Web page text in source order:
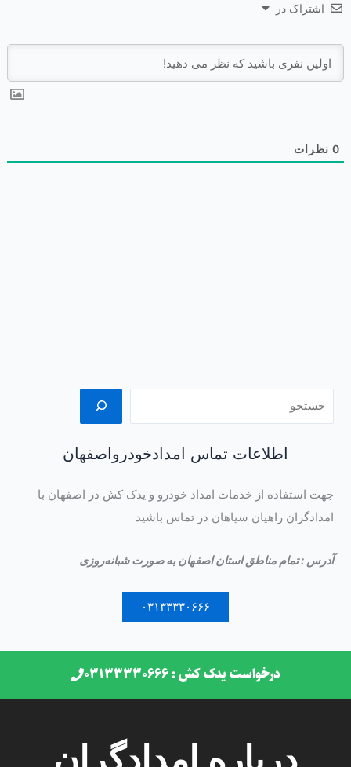
اشتراک در
0نظرات
اطلاعات تماس امدادخودرواصفهان
جهت استفاده از خدمات امداد خودرو و یدک کش در اصفهان با
امدادگران راهیان سپاهان در تماس باشید
آدرس : تمام مناطق استان اصفهان به صورت شبانه‌روزی
۰۳۱۳۳۳۳۰۶۶۶
درخواست یدک کش : ۰۳۱۳۳۳۳۰۶۶۶